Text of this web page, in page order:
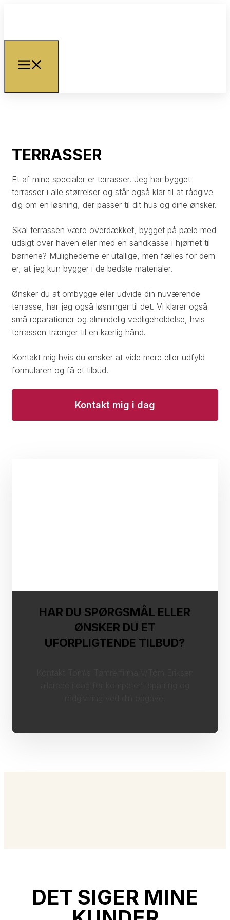
TERRASSER
Et af mine specialer er terrasser. Jeg har bygget
terrasser i alle størrelser og står også klar til at rådgive
dig om en løsning, der passer til dit hus og dine ønsker.​
Skal terrassen være overdækket, bygget på pæle med
udsigt over haven eller med en sandkasse i hjørnet til
børnene? Mulighederne er utallige, men fælles for dem
er, at jeg kun bygger i de bedste materialer.
​Ønsker du at ombygge eller udvide din nuværende
terrasse, har jeg også løsninger til det. Vi klarer også
små reparationer og almindelig vedligeholdelse, hvis
terrassen trænger til en kærlig hånd.​
Kontakt mig hvis du ønsker at vide mere eller udfyld
formularen og få et tilbud.
Kontakt mig i dag
HAR DU SPØRGSMÅL ELLER
ØNSKER DU ET
UFORPLIGTENDE TILBUD?
DET SIGER MINE